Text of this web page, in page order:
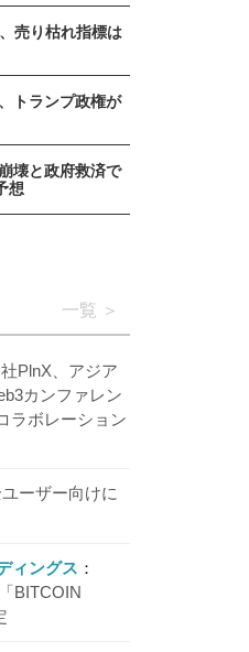
売り枯れ指標は
トランプ政権が
壊と政府救済で
想
一覧
PlnX、アジア
カンファレン
ラボレーション
ーザー向けに
ィングス
BITCOIN